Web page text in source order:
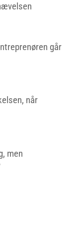
går
når
men